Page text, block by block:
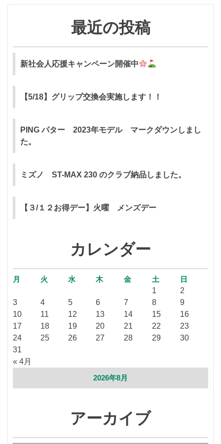
最近の投稿
新社会人応援キャンペーン開催中
【5/18】グリップ交換会実施します！！
PING パター 2023年モデル マークダウンしまし
た。
ミズノ ST-MAX 230 のクラブ納品しました。
【３/１２お得デー】火曜 メンズデー
カレンダー
2026年8月
月 火 水 木 金 土 日
« 4月
1
2
3
4 5 6 7 8
9
10
11 12 13 14 15
16
17
18 19 20 21 22
23
24
25 26 27 28 29
30
31
アーカイブ